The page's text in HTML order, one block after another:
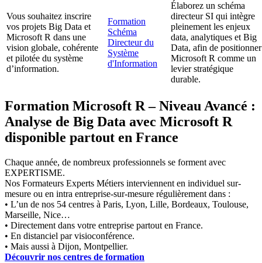
Vous souhaitez inscrire
vos projets Big Data et
Microsoft R dans une
vision globale, cohérente
et pilotée du système
d’information.
Formation
Schéma
Directeur du
Système
d'Information
Élaborez un schéma
directeur SI qui intègre
pleinement les enjeux
data, analytiques et Big
Data, afin de positionner
Microsoft R comme un
levier stratégique
durable.
Formation Microsoft R – Niveau Avancé :
Analyse de Big Data avec Microsoft R
disponible partout en France
Chaque année, de nombreux professionnels se forment avec
EXPERTISME.
Nos Formateurs Experts Métiers interviennent en individuel sur-
mesure ou en intra entreprise-sur-mesure régulièrement dans :
• L’un de nos 54 centres à Paris, Lyon, Lille, Bordeaux, Toulouse,
Marseille, Nice…
• Directement dans votre entreprise partout en France.
• En distanciel par visioconférence.
• Mais aussi à Dijon, Montpellier.
Découvrir nos centres de formation